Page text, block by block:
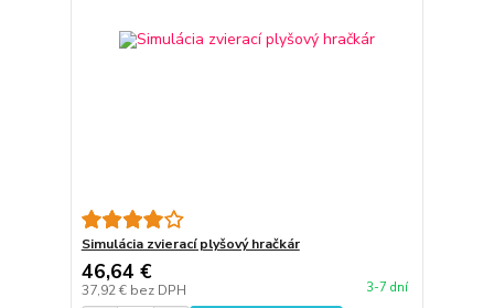
Simulácia zvierací plyšový hračkár
46,64 €
37,92 € bez DPH 3-7 dní